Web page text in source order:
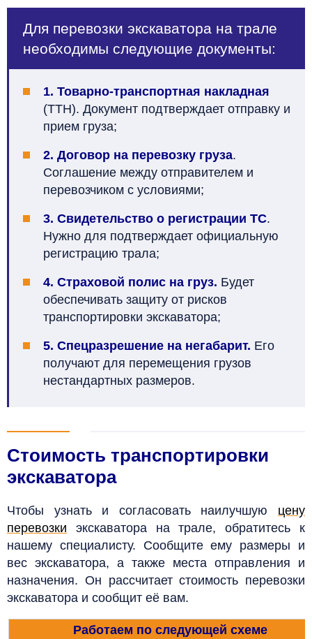
Для перевозки экскаватора на трале
необходимы следующие документы:
1. Товарно-транспортная накладная
(ТТН). Документ подтверждает отправку и
прием груза;
2. Договор на перевозку груза.
Соглашение между отправителем и
перевозчиком с условиями;
3. Свидетельство о регистрации ТС.
Нужно для подтверждает официальную
регистрацию трала;
4. Страховой полис на груз. Будет
обеспечивать защиту от рисков
транспортировки экскаватора;
5. Спецразрешение на негабарит. Его
получают для перемещения грузов
нестандартных размеров.
Стоимость транспортировки
экскаватора
Чтобы узнать и согласовать наилучшую цену
перевозки
экскаватора на трале, обратитесь к
нашему специалисту. Сообщите ему размеры и
вес экскаватора, а также места отправления и
назначения. Он рассчитает стоимость перевозки
экскаватора и сообщит её вам.
Работаем по следующей схеме